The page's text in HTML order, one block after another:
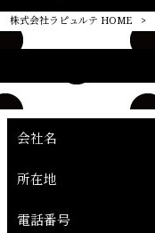
株式会社ラピュルテ HOME >
会社名
所在地
電話番号